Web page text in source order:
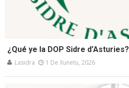
¿Qué ye la DOP Sidre d’Asturies?
Lasidra 1 De Xunetu, 2026